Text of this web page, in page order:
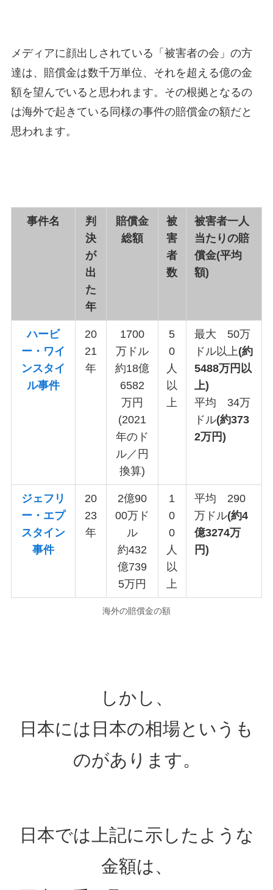
メディアに顔出しされている「被害者の会」の方
達は、賠償金は数千万単位、それを超える億の金
額を望んでいると思われます。その根拠となるの
は海外で起きている同様の事件の賠償金の額だと
思われます。
事件名
判
決
が
出
た
年
賠償金
総額
被
害
者
数
被害者一人
当たりの賠
償金(平均
額)
ハービ
ー・ワイ
ンスタイ
ル事件
20
21
年
1700
万ドル
約18億
6582
万円
(2021
年のド
ル／円
換算)
5
0
人
以
上
最大 50万
ドル以上(約
5488万円以
上)
平均 34万
ドル(約373
2万円)
ジェフリ
ー・エプ
スタイン
事件
20
23
年
2億90
00万ド
ル
約432
億739
5万円
1
0
0
人
以
上
平均 290
万ドル(約4
億3274万
円)
海外の賠償金の額
しかし、
日本には日本の相場というも
のがあります。
日本では上記に示したような
金額は、